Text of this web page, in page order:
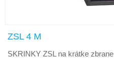
ZSL 4 M
SKRINKY ZSL na krátke zbrane